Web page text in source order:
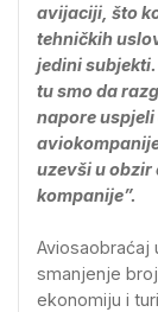
avijaciji, što
tehničkih
jedini
tu smo da
napore
uzevši u obzir
kompanije”.
Aviosaobraćaj
smanjenje
ekonomiju i